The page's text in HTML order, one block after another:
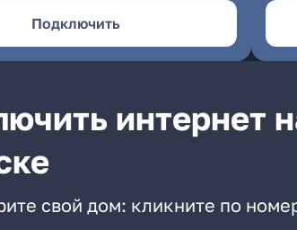
Подключить
интернет
свой дом: кликните по